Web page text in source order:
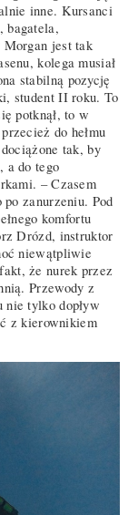
inne. Kursanci
bagatela,
jest tak
kolega musiał
stabilną pozycję
student II roku. To
potknął, to w
do hełmu
tak, by
a do tego
– Czasem
zanurzeniu. Pod
komfortu
Drózd, instruktor
niewątpliwie
że nurek przez
Przewody z
nie tylko dopływ
z kierownikiem